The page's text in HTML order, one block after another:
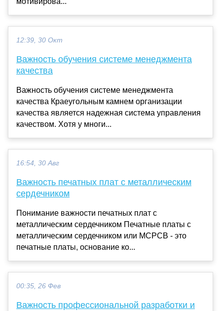
12:39, 30 Окт
Важность обучения системе менеджмента
качества
Важность обучения системе менеджмента
качества Краеугольным камнем организации
качества является надежная система управления
качеством. Хотя у многи...
16:54, 30 Авг
Важность печатных плат с металлическим
сердечником
Понимание важности печатных плат с
металлическим сердечником Печатные платы с
металлическим сердечником или MCPCB - это
печатные платы, основание ко...
00:35, 26 Фев
Важность профессиональной разработки и